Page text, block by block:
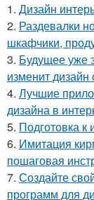
1. Дизайн
2. Раздевалки
шкафчики,
3. Будущее уже
изменит дизайн
4. Лучшие
дизайна в
5. Подготовка к
6. Имитация
пошаговая
7. Создайте
программ для